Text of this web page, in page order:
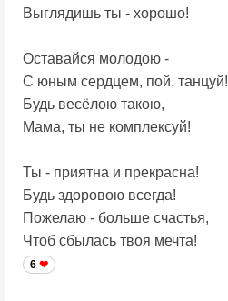
Выглядишь ты - хорошо!
Оставайся молодою -
С юным сердцем, пой, танцуй!
Будь весёлою такою,
Мама, ты не комплексуй!
Ты - приятна и прекрасна!
Будь здоровою всегда!
Пожелаю - больше счастья,
Чтоб сбылась твоя мечта!
6